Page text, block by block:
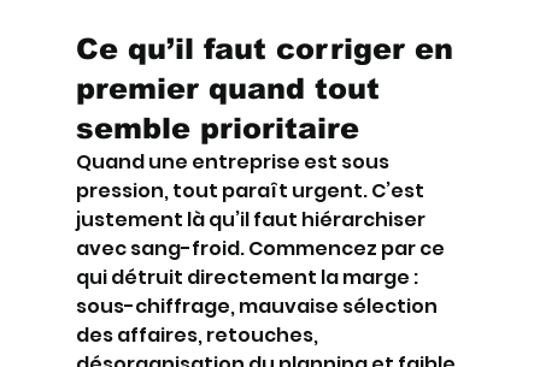
Ce qu’il faut corriger en
premier quand tout
semble prioritaire
Quand une entreprise est sous
pression, tout paraît urgent. C’est
justement là qu’il faut hiérarchiser
avec sang-froid. Commencez par ce
qui détruit directement la marge :
sous-chiffrage, mauvaise sélection
des affaires, retouches,